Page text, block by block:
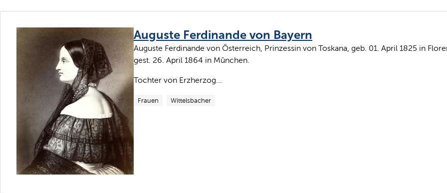
Auguste Ferdinande von Bayern
Auguste Ferdinande von Österreich, Prinzessin von Toskana, geb. 01. April 1825 in
gest. 26. April 1864 in München.
Tochter von Erzherzog...
Frauen Wittelsbacher